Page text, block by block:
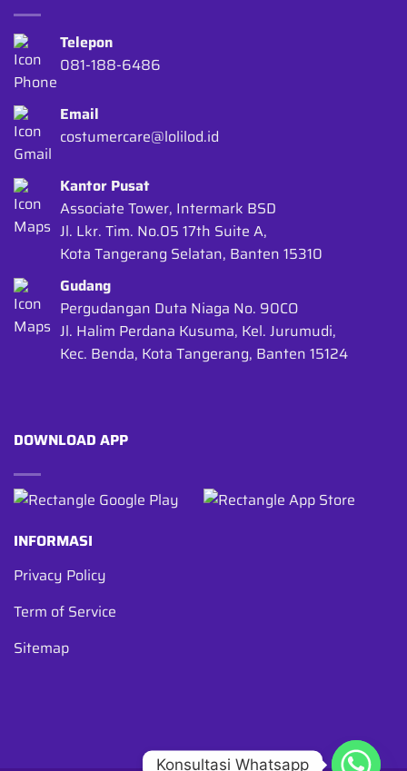
Telepon
081-188-6486
Email
costumercare@lolilod.id
Kantor Pusat
Associate Tower, Intermark BSD
Jl. Lkr. Tim. No.05 17th Suite A,
Kota Tangerang Selatan, Banten 15310
Gudang
Pergudangan Duta Niaga No. 90CO
Jl. Halim Perdana Kusuma, Kel. Jurumudi,
Kec. Benda, Kota Tangerang, Banten 15124
DOWNLOAD APP
INFORMASI
Privacy Policy
Term of Service
Sitemap
Konsultasi Whatsapp